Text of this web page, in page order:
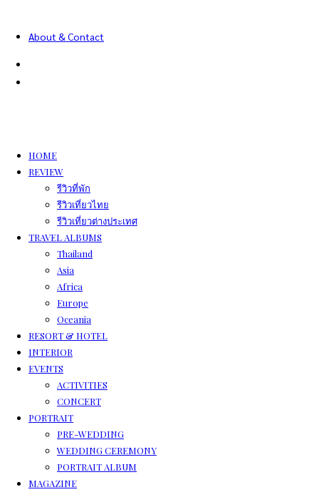
About & Contact
HOME
REVIEW
รีวิวที่พัก
รีวิวเที่ยวไทย
รีวิวเที่ยวต่างประเทศ
TRAVEL ALBUMS
Thailand
Asia
Africa
Europe
Oceania
RESORT & HOTEL
INTERIOR
EVENTS
ACTIVITIES
CONCERT
PORTRAIT
PRE-WEDDING
WEDDING CEREMONY
PORTRAIT ALBUM
MAGAZINE